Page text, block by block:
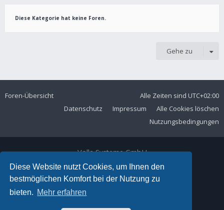
Diese Website nutzt Cookies, um Ihnen den
bestmöglichen Komfort bei der Nutzung zu
bieten. Mehr erfahren
Diese Kategorie hat keine Foren.
Gehe zu
Foren-Übersicht Alle Zeiten sind UTC+02:00
Alle Cookies löschen
Impressum
Datenschutz
Nutzungsbedingungen
Volla Systeme GmbH
Kölner Straße 102
42897 Remscheid
Telefon:+49 2191 59897 61
E-Mail: